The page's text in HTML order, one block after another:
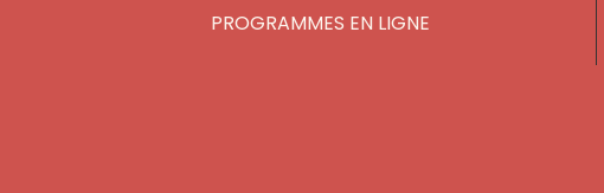
PROGRAMMES EN LIGNE